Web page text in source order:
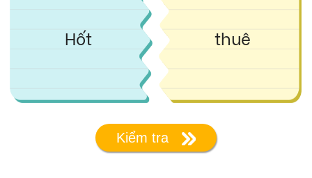
Hốt thuê
Kiểm tra